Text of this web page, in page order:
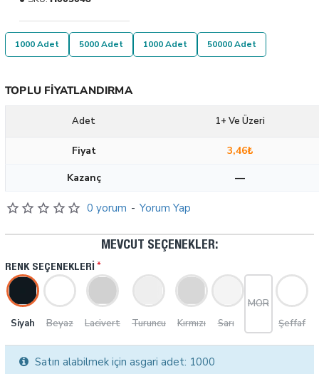
0 yorum - Yorum Yap
1000 Adet 5000 Adet 1000 Adet 50000 Adet
MEVCUT SEÇENEKLER:
RENK SEÇENEKLERI
Siyah Beyaz Lacivert Turuncu Kırmızı Sarı
MOR
Şeffaf
Satın alabilmek için asgari adet: 1000
TOPLU FIYATLANDIRMA
Adet 1+ Ve Üzeri
Fiyat
3,46₺
Kazanç
—